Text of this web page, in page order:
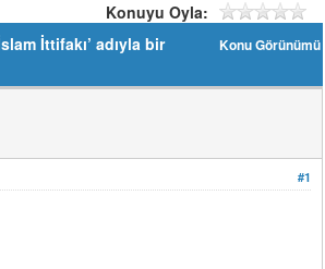
Konuyu Oyla:
Konu Görünümü
İttifakı’ adıyla bir
#1